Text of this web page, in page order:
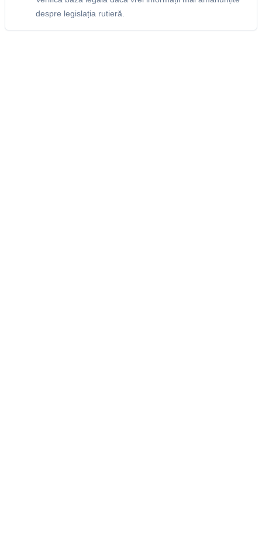
despre legislația rutieră.